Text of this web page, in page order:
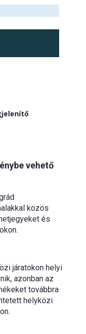
vehető
közös
és
járatokon helyi
azonban az
továbbra
helyközi